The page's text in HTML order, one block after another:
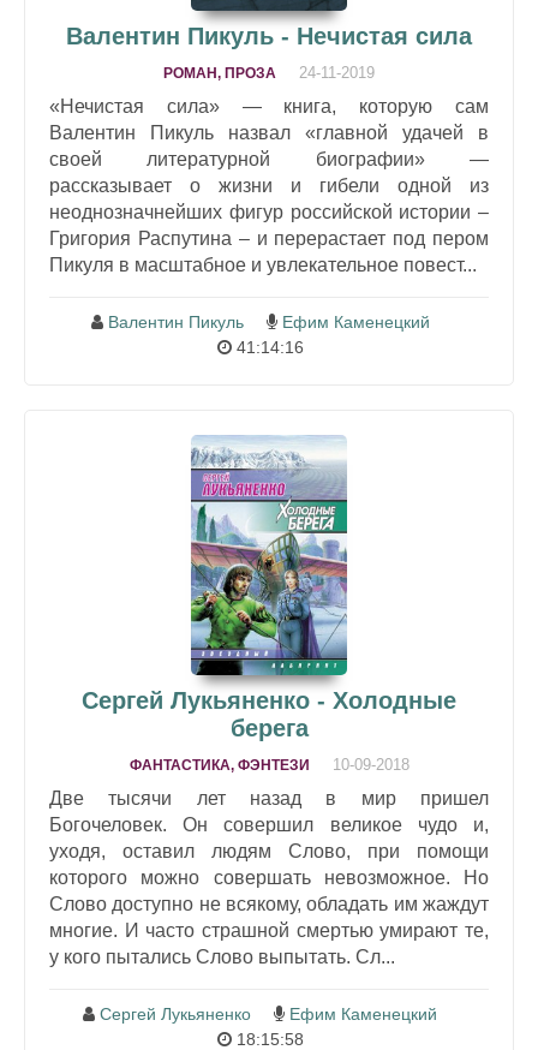
Валентин Пикуль - Нечистая сила
РОМАН, ПРОЗА 24-11-2019
«Нечистая сила» — книга, которую сам
Валентин Пикуль назвал «главной удачей в
своей литературной биографии» —
рассказывает о жизни и гибели одной из
неоднозначнейших фигур российской истории –
Григория Распутина – и перерастает под пером
Пикуля в масштабное и увлекательное повест...
Валентин Пикуль
Ефим Каменецкий
41:14:16
Сергей Лукьяненко - Холодные
берега
ФАНТАСТИКА, ФЭНТЕЗИ 10-09-2018
Две тысячи лет назад в мир пришел
Богочеловек. Он совершил великое чудо и,
уходя, оставил людям Слово, при помощи
которого можно совершать невозможное. Но
Слово доступно не всякому, обладать им жаждут
многие. И часто страшной смертью умирают те,
у кого пытались Слово выпытать. Сл...
Сергей Лукьяненко
Ефим Каменецкий
18:15:58